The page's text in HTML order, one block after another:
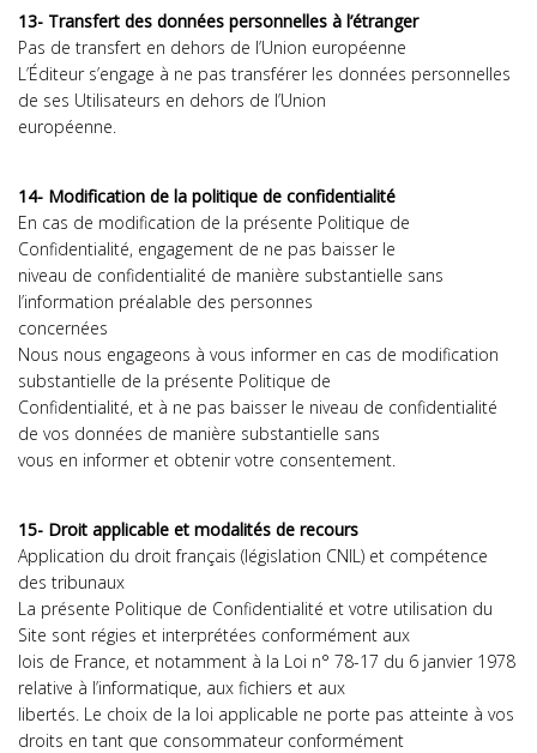
13- Transfert des données personnelles à l’étranger
Pas de transfert en dehors de l’Union européenne
L’Éditeur s’engage à ne pas transférer les données personnelles
de ses Utilisateurs en dehors de l’Union
européenne.
14- Modification de la politique de confidentialité
En cas de modification de la présente Politique de
Confidentialité, engagement de ne pas baisser le
niveau de confidentialité de manière substantielle sans
l’information préalable des personnes
concernées
Nous nous engageons à vous informer en cas de modification
substantielle de la présente Politique de
Confidentialité, et à ne pas baisser le niveau de confidentialité
de vos données de manière substantielle sans
vous en informer et obtenir votre consentement.
15- Droit applicable et modalités de recours
Application du droit français (législation CNIL) et compétence
des tribunaux
La présente Politique de Confidentialité et votre utilisation du
Site sont régies et interprétées conformément aux
lois de France, et notamment à la Loi n° 78-17 du 6 janvier 1978
relative à l’informatique, aux fichiers et aux
libertés. Le choix de la loi applicable ne porte pas atteinte à vos
droits en tant que consommateur conformément